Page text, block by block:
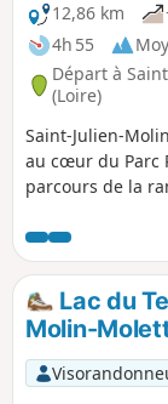
12,86 km
4h 55
Départ à
(Loire)
Saint-Julien-
au cœur du Parc
parcours de la
jusqu'au Menhir
de Sainte-
Saint-Jacques
parcours, à
permet, une jolie
présentera
Lac du
Molin-